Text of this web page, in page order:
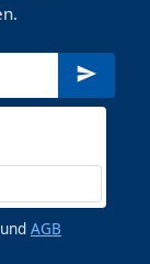
und AGB